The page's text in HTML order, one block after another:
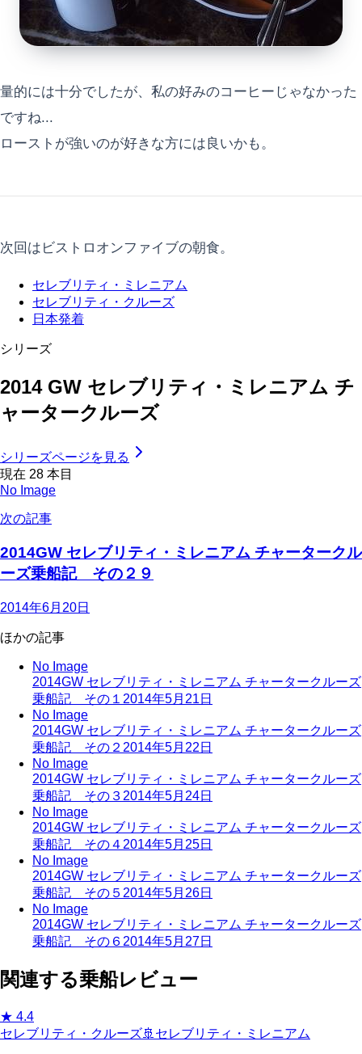
量的には十分でしたが、私の好みのコーヒーじゃなかった
ですね...
ローストが強いのが好きな方には良いかも。
次回はビストロオンファイブの朝食。
セレブリティ・ミレニアム
セレブリティ・クルーズ
日本発着
シリーズ
2014 GW セレブリティ・ミレニアム チ
ャータークルーズ
シリーズページを見る
現在 28 本目
No Image
次の記事
2014GW セレブリティ・ミレニアム チャータークル
ーズ乗船記 その２９
2014年6月20日
ほかの記事
No Image
2014GW セレブリティ・ミレニアム チャータークルーズ
乗船記 その１ 2014年5月21日
No Image
2014GW セレブリティ・ミレニアム チャータークルーズ
乗船記 その２ 2014年5月22日
No Image
2014GW セレブリティ・ミレニアム チャータークルーズ
乗船記 その３ 2014年5月24日
No Image
2014GW セレブリティ・ミレニアム チャータークルーズ
乗船記 その４ 2014年5月25日
No Image
2014GW セレブリティ・ミレニアム チャータークルーズ
乗船記 その５ 2014年5月26日
No Image
2014GW セレブリティ・ミレニアム チャータークルーズ
乗船記 その６ 2014年5月27日
関連する乗船レビュー
★ 4.4
セレブリティ・クルーズ🚢 セレブリティ・ミレニアム